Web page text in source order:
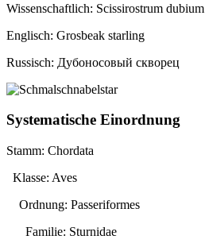
Wissenschaftlich: Scissirostrum dubium
Englisch: Grosbeak starling
Russisch: Дубоносовый скворец
Systematische Einordnung
Stamm: Chordata
Klasse: Aves
Ordnung: Passeriformes
Familie: Sturnidae